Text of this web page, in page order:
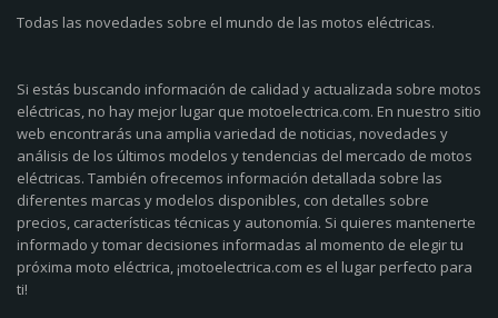
Todas las novedades sobre el mundo de las motos eléctricas.
Si estás buscando información de calidad y actualizada sobre motos
eléctricas, no hay mejor lugar que motoelectrica.com. En nuestro sitio
web encontrarás una amplia variedad de noticias, novedades y
análisis de los últimos modelos y tendencias del mercado de motos
eléctricas. También ofrecemos información detallada sobre las
diferentes marcas y modelos disponibles, con detalles sobre
precios, características técnicas y autonomía. Si quieres mantenerte
informado y tomar decisiones informadas al momento de elegir tu
próxima moto eléctrica, ¡motoelectrica.com es el lugar perfecto para
ti!